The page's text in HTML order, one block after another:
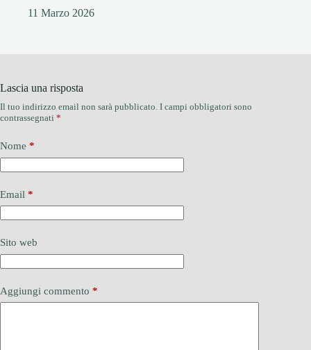
11 Marzo 2026
Lascia una risposta
Il tuo indirizzo email non sarà pubblicato. I campi obbligatori sono
contrassegnati *
Nome *
Email *
Sito web
Aggiungi commento *